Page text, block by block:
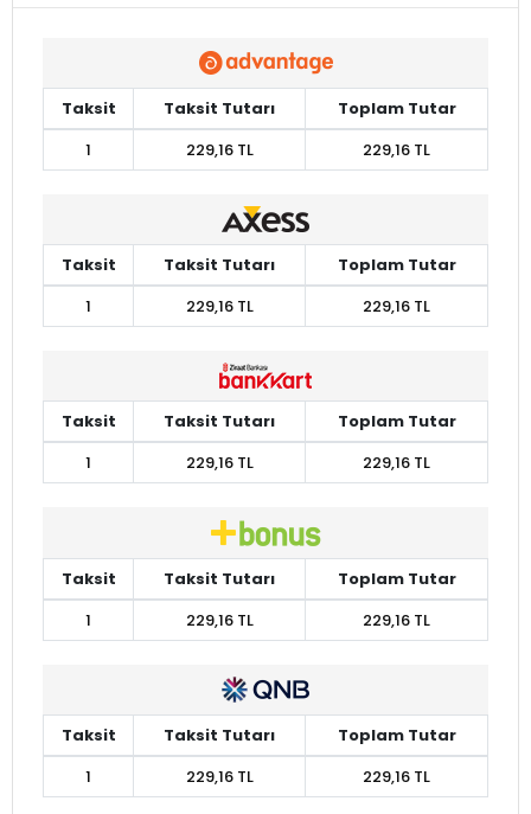
Taksit Taksit Tutarı
Toplam Tutar
1
229,16 TL 229,16 TL
Taksit Taksit Tutarı
Toplam Tutar
1
229,16 TL 229,16 TL
Taksit Taksit Tutarı
Toplam Tutar
1
229,16 TL 229,16 TL
Taksit Taksit Tutarı
Toplam Tutar
1
229,16 TL 229,16 TL
Taksit Taksit Tutarı
Toplam Tutar
1
229,16 TL 229,16 TL